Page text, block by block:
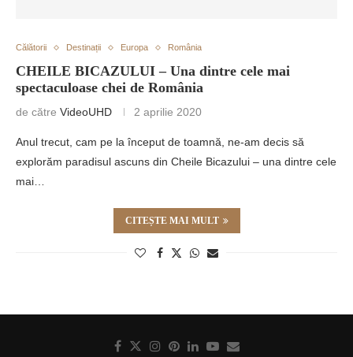
Călătorii Destinații Europa România
CHEILE BICAZULUI – Una dintre cele mai
spectaculoase chei de România
de către VideoUHD 2 aprilie 2020
Anul trecut, cam pe la început de toamnă, ne-am decis să
explorăm paradisul ascuns din Cheile Bicazului – una dintre cele
mai…
CITEȘTE MAI MULT